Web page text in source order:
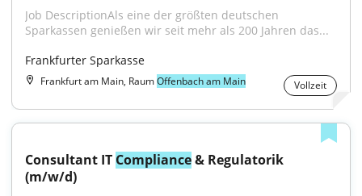
Job DescriptionAls eine der größten deutschen
Sparkassen genießen wir seit mehr als 200 Jahren das...
Frankfurter Sparkasse
Frankfurt am Main, RaumOffenbach am Main Vollzeit
Consultant IT Compliance & Regulatorik
(m/w/d)